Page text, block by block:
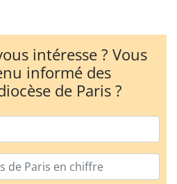
intéresse ? Vous
informé des
de Paris ?